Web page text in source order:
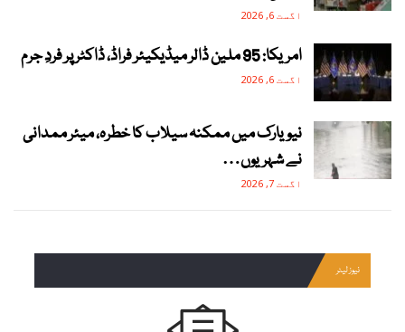
اگست 6, 2026
امریکا: 95 ملین ڈالر میڈیکیئر فراڈ، ڈاکٹر پر فردِ جرم
اگست 6, 2026
نیویارک میں ممکنہ سیلاب کا خطرہ، میئر ممدانی
نے شہریوں…
اگست 7, 2026
نیوز لیٹر